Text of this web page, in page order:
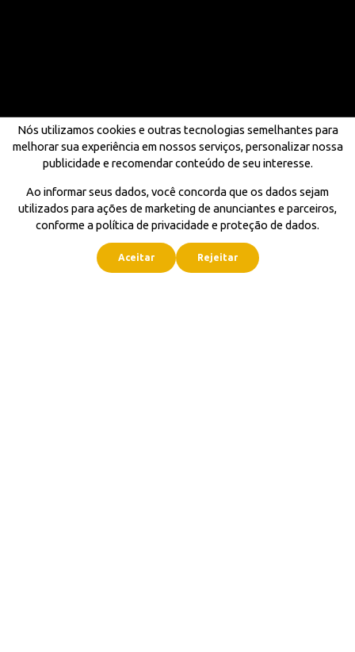
Nós utilizamos cookies e outras tecnologias semelhantes para
melhorar sua experiência em nossos serviços, personalizar nossa
publicidade e recomendar conteúdo de seu interesse.
Ao informar seus dados, você concorda que os dados sejam
utilizados para ações de marketing de anunciantes e parceiros,
conforme a política de privacidade e proteção de dados.
Aceitar Rejeitar